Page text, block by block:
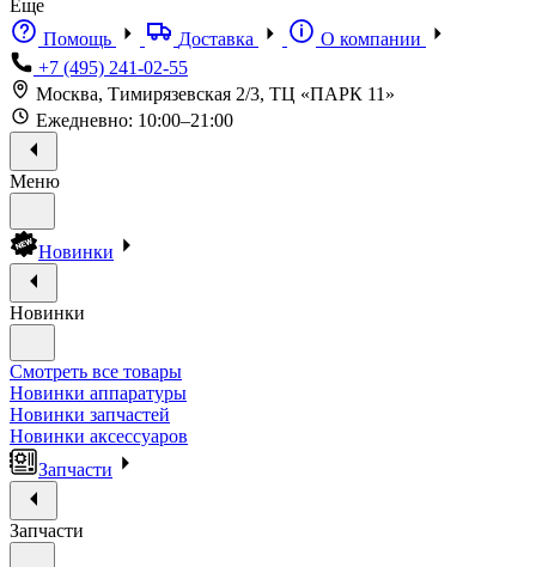
Еще
Помощь
Доставка
О компании
+7 (495) 241-02-55
Москва, Тимирязевская 2/3, ТЦ «ПАРК 11»
Ежедневно: 10:00–21:00
Меню
Новинки
Новинки
Смотреть все товары
Новинки аппаратуры
Новинки запчастей
Новинки аксессуаров
Запчасти
Запчасти